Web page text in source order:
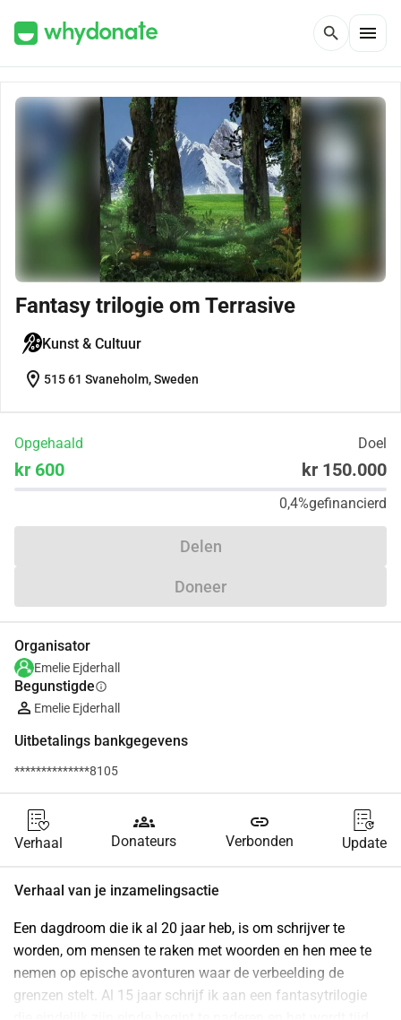
search menu
Fantasy trilogie om Terrasive
Kunst & Cultuur
location_on 515 61 Svaneholm, Sweden
Opgehaald Doel
kr 600 kr 150.000
0,4%gefinancierd
Delen
Doneer
Organisator
Emelie Ejderhall
Begunstigdeinfo
Emelie Ejderhall
Uitbetalings bankgegevens
**************8105
Verhaal
groups
Donateurs
link
Verbonden Update
Verhaal van je inzamelingsactie
Een dagdroom die ik al 20 jaar heb, is om schrijver te
worden, om mensen te raken met woorden en hen mee te
nemen op epische avonturen waar de verbeelding de
grenzen stelt. Al 15 jaar schrijf ik aan een fantasytrilogie